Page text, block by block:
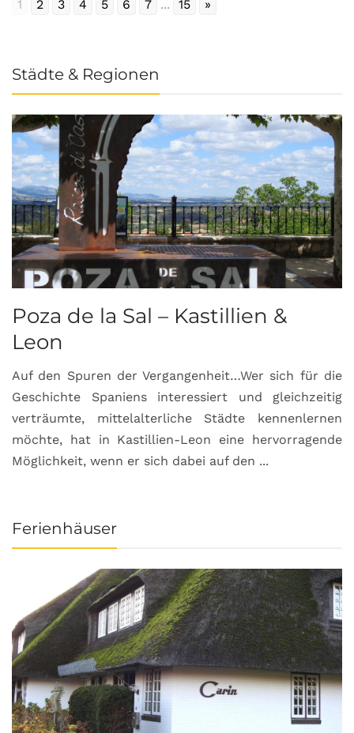
1 2 3 4 5 6 7 ... 15 »
Städte & Regionen
Poza de la Sal – Kastillien &
Leon
Auf den Spuren der Vergangenheit…Wer sich für die
Geschichte Spaniens interessiert und gleichzeitig
verträumte, mittelalterliche Städte kennenlernen
möchte, hat in Kastillien-Leon eine hervorragende
Möglichkeit, wenn er sich dabei auf den ...
Ferienhäuser